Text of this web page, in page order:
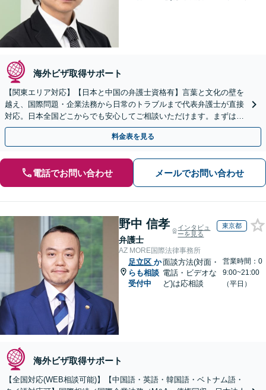
海外ビザ取得サポート
【関東エリア対応】【日本と中国の弁護士資格有】言葉と文化の壁を
越え、国際問題・企業法務から日常のトラブルまで代表弁護士が直接
対応。日本全国どこからでも安心してご相談いただけます。まずは一
歩を踏み出してみませんか。【初回相談無料】
料金表を見る
電話でお問い合わせ メールでお問い合わせ
野中 信孝
弁護士
インタビュ
ーを見る
東京都
AZ MORE国際法律事務所
足立区 か
らも相談
受付中
面談方法(対面・
電話・ビデオな
ど)は応相談
営業時間：0
9:00~21:00
（平日）
海外ビザ取得サポート
【全国対応(WEB相談可能)】【中国語・英語・韓国語・ベトナム語・